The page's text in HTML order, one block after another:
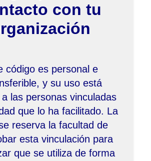
con tu
código es personal e
y su uso está
a las personas vinculadas
que lo ha facilitado. La
reserva la facultad de
esta vinculación para
que se utiliza de forma